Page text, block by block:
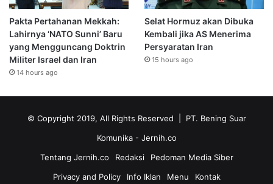
Pakta Pertahanan Mekkah:
Lahirnya ‘NATO Sunni’ Baru
yang Mengguncang Doktrin
Militer Israel dan Iran
14 hours ago
Selat Hormuz akan Dibuka
Kembali jika AS Menerima
Persyaratan Iran
15 hours ago
© Copyright 2019, All Rights Reserved | PT. Bening Suar
Komunika - Jernih.co
Tentang Jernih.co
Redaksi
Pedoman Media Siber
Privacy and Policy
Info Iklan Menu Kontak